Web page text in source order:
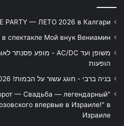
PARTY — ЛЕТО 2026 в Калгари
спектакле Мой внук Вениамин
הופעות
בניה ברבי - חוגג עשור על הבמות! 2026 - כרטיסים ולוח הופעות
— Свадьба — легендарный
впервые в Израиле!" в
Израиле